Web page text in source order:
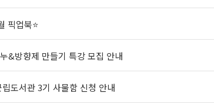
픽업북⭐
&방향제 만들기 특강 모집 안내
도서관 3기 사물함 신청 안내